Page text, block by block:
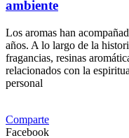
ambiente
Los aromas han
años. A lo largo de la
fragancias, resinas
relacionados con la
personal
Comparte
Facebook